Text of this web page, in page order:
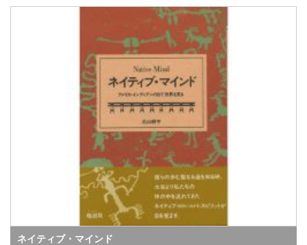
ネイティブ・マインド